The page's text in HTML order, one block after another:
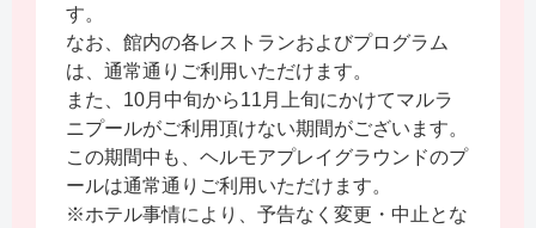
す。
なお、館内の各レストランおよびプログラム
は、通常通りご利用いただけます。
また、10月中旬から11月上旬にかけてマルラ
ニプールがご利用頂けない期間がございます。
この期間中も、ヘルモアプレイグラウンドのプ
ールは通常通りご利用いただけます。
※ホテル事情により、予告なく変更・中止とな